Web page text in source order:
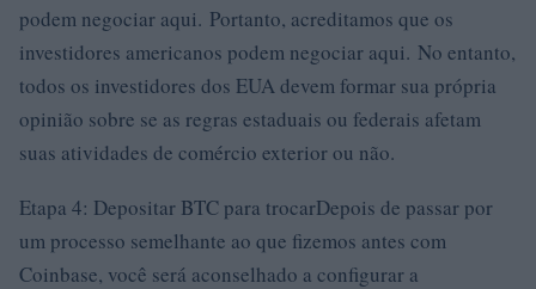
podem negociar aqui. Portanto, acreditamos que os
investidores americanos podem negociar aqui. No entanto,
todos os investidores dos EUA devem formar sua própria
opinião sobre se as regras estaduais ou federais afetam
suas atividades de comércio exterior ou não.
Etapa 4: Depositar BTC para trocarDepois de passar por
um processo semelhante ao que fizemos antes com
Coinbase, você será aconselhado a configurar a